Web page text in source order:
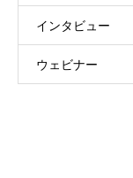
インタビュー
ウェビナー